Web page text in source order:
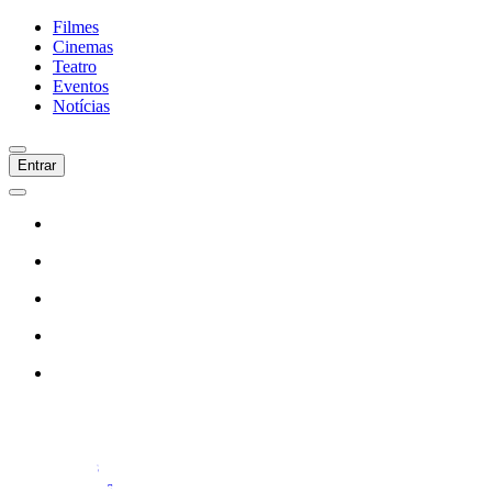
Filmes
Cinemas
Teatro
Eventos
Notícias
Entrar
Filmes
Cinemas